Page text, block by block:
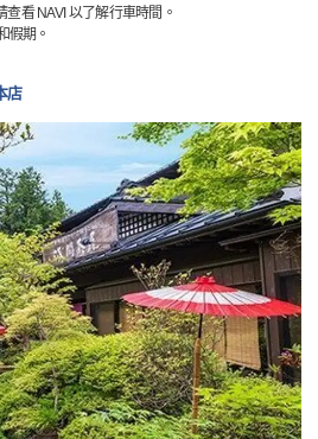
看 NAVI 以了解行車時間。
假期。
店